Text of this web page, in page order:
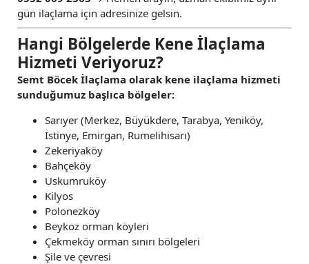
gün ilaçlama için adresinize gelsin.
Hangi Bölgelerde Kene İlaçlama
Hizmeti Veriyoruz?
Semt Böcek İlaçlama olarak kene ilaçlama hizmeti
sunduğumuz başlıca bölgeler:
Sarıyer (Merkez, Büyükdere, Tarabya, Yeniköy,
İstinye, Emirgan, Rumelihisarı)
Zekeriyaköy
Bahçeköy
Uskumruköy
Kilyos
Polonezköy
Beykoz orman köyleri
Çekmeköy orman sınırı bölgeleri
Şile ve çevresi